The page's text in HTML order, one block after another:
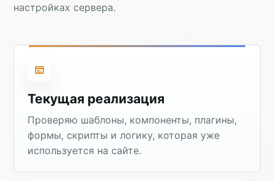
настройках сервера.
Текущая реализация
Проверяю шаблоны, компоненты, плагины,
формы, скрипты и логику, которая уже
используется на сайте.